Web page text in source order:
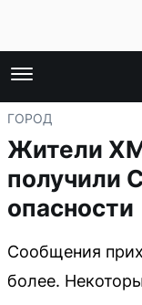
ГОРОД
Жители
получили
опасности
Сообщения
более.